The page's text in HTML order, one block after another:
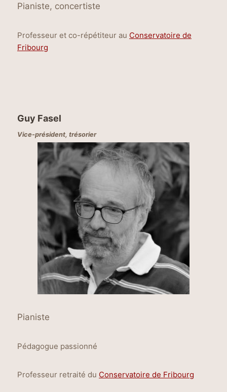
Pianiste, concertiste
Professeur et co-répétiteur au Conservatoire de
Fribourg
Guy Fasel
Vice-président, trésorier
Pianiste
Pédagogue passionné
Professeur retraité du Conservatoire de Fribourg